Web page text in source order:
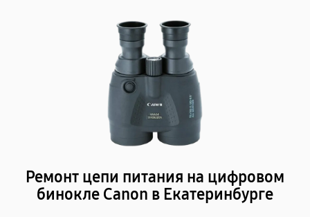
Ремонт цепи питания на цифровом
бинокле Canon в Екатеринбурге